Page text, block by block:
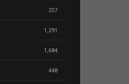
257
1,291
1,684
448